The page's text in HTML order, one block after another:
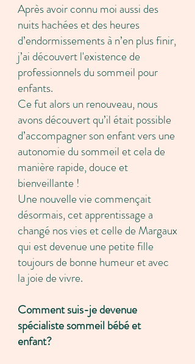
Après avoir connu moi aussi des
nuits hachées et des heures
d’endormissements à n’en plus finir,
j’ai découvert l'existence de
professionnels du sommeil pour
enfants.
Ce fut alors un renouveau, nous
avons découvert qu’il était possible
d’accompagner son enfant vers une
autonomie du sommeil et cela de
manière rapide, douce et
bienveillante !
Une nouvelle vie commençait
désormais, cet apprentissage a
changé nos vies et celle de Margaux
qui est devenue une petite fille
toujours de bonne humeur et avec
la joie de vivre.
Comment suis-je devenue
spécialiste sommeil bébé et
enfant?